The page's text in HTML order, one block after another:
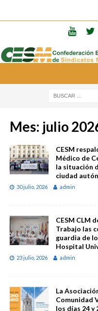
Mes: julio
CESM
Médico de
la situación
ciudad
30 julio, 2026 admin
CESM CLM
Trabajo las
guardia de
Hospital
23 julio, 2026 admin
La
Comunidad
los días 24 y